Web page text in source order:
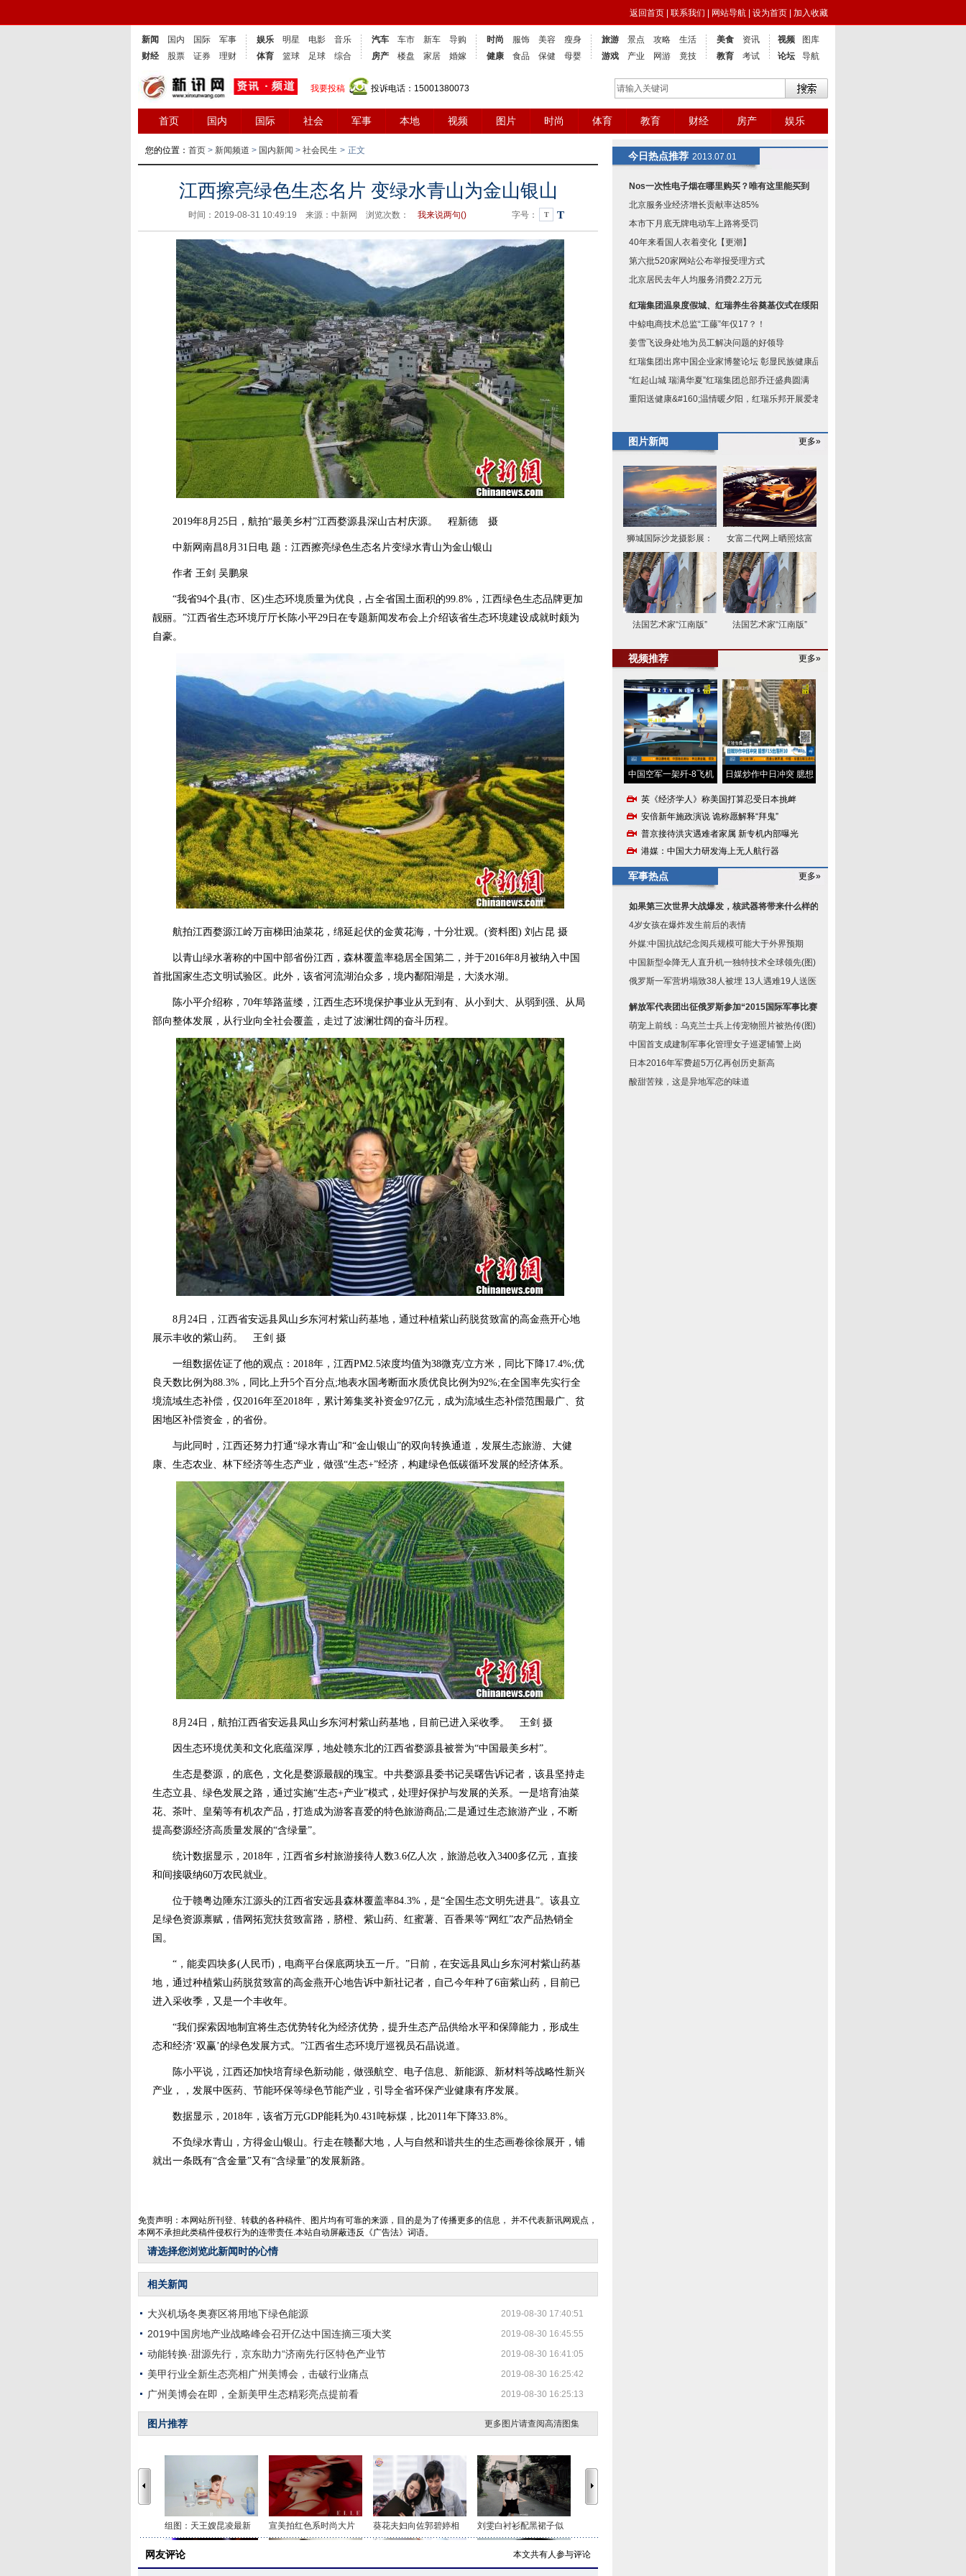
返回首页 联系我们 网站导航 设为首页 加入收藏
新闻 国内 国际
军事
财经
股票 证券 理财
娱乐 明星 电影
音乐
体育
篮球 足球 综合
汽车 车市 新车
导购
房产
楼盘 家居 婚嫁
时尚 服饰 美容
瘦身
健康
食品 保健 母婴
旅游 景点 攻略
生活
游戏
产业 网游 竟技
美食
资讯
教育
考试
视频
图库
论坛
导航
我要投稿 投诉电话：15001380073
首页 国内 国际 社会 军事 本地 视频 图片 时尚 体育 教育 财经 房产 娱乐
您的位置： 首页 > 新闻频道 > 国内新闻 > 社会民生 > 正文
江西擦亮绿色生态名片 变绿水青山为金山银山
时间：2019-08-31 10:49:19 来源：中新网 浏览次数： 我来说两句() 字号： T T
2019年8月25日，航拍“最美乡村”江西婺源县深山古村庆源。 程新德 摄
中新网南昌8月31日电 题：江西擦亮绿色生态名片变绿水青山为金山银山
作者 王剑 吴鹏泉
“我省94个县(市、区)生态环境质量为优良，占全省国土面积的99.8%，江西绿色生态品牌更加
靓丽。”江西省生态环境厅厅长陈小平29日在专题新闻发布会上介绍该省生态环境建设成就时颇为
自豪。
航拍江西婺源江岭万亩梯田油菜花，绵延起伏的金黄花海，十分壮观。(资料图) 刘占昆 摄
以青山绿水著称的中国中部省份江西，森林覆盖率稳居全国第二，并于2016年8月被纳入中国
首批国家生态文明试验区。此外，该省河流湖泊众多，境内鄱阳湖是，大淡水湖。
陈小平介绍称，70年筚路蓝缕，江西生态环境保护事业从无到有、从小到大、从弱到强、从局
部向整体发展，从行业向全社会覆盖，走过了波澜壮阔的奋斗历程。
8月24日，江西省安远县凤山乡东河村紫山药基地，通过种植紫山药脱贫致富的高金燕开心地
展示丰收的紫山药。 王剑 摄
一组数据佐证了他的观点：2018年，江西PM2.5浓度均值为38微克/立方米，同比下降17.4%;优
良天数比例为88.3%，同比上升5个百分点;地表水国考断面水质优良比例为92%;在全国率先实行全
境流域生态补偿，仅2016年至2018年，累计筹集奖补资金97亿元，成为流域生态补偿范围最广、贫
困地区补偿资金，的省份。
与此同时，江西还努力打通“绿水青山”和“金山银山”的双向转换通道，发展生态旅游、大健
康、生态农业、林下经济等生态产业，做强“生态+”经济，构建绿色低碳循环发展的经济体系。
8月24日，航拍江西省安远县凤山乡东河村紫山药基地，目前已进入采收季。 王剑 摄
因生态环境优美和文化底蕴深厚，地处赣东北的江西省婺源县被誉为“中国最美乡村”。
生态是婺源，的底色，文化是婺源最靓的瑰宝。中共婺源县委书记吴曙告诉记者，该县坚持走
生态立县、绿色发展之路，通过实施“生态+产业”模式，处理好保护与发展的关系。一是培育油菜
花、茶叶、皇菊等有机农产品，打造成为游客喜爱的特色旅游商品;二是通过生态旅游产业，不断
提高婺源经济高质量发展的“含绿量”。
统计数据显示，2018年，江西省乡村旅游接待人数3.6亿人次，旅游总收入3400多亿元，直接
和间接吸纳60万农民就业。
位于赣粤边陲东江源头的江西省安远县森林覆盖率84.3%，是“全国生态文明先进县”。该县立
足绿色资源禀赋，借网拓宽扶贫致富路，脐橙、紫山药、红蜜薯、百香果等“网红”农产品热销全
国。
“，能卖四块多(人民币)，电商平台保底两块五一斤。”日前，在安远县凤山乡东河村紫山药基
地，通过种植紫山药脱贫致富的高金燕开心地告诉中新社记者，自己今年种了6亩紫山药，目前已
进入采收季，又是一个丰收年。
“我们探索因地制宜将生态优势转化为经济优势，提升生态产品供给水平和保障能力，形成生
态和经济‘双赢’的绿色发展方式。”江西省生态环境厅巡视员石晶说道。
陈小平说，江西还加快培育绿色新动能，做强航空、电子信息、新能源、新材料等战略性新兴
产业，，发展中医药、节能环保等绿色节能产业，引导全省环保产业健康有序发展。
数据显示，2018年，该省万元GDP能耗为0.431吨标煤，比2011年下降33.8%。
不负绿水青山，方得金山银山。行走在赣鄱大地，人与自然和谐共生的生态画卷徐徐展开，铺
就出一条既有“含金量”又有“含绿量”的发展新路。
免责声明：本网站所刊登、转载的各种稿件、图片均有可靠的来源，目的是为了传播更多的信息， 并不代表新讯网观点，
本网不承担此类稿件侵权行为的连带责任.本站自动屏蔽违反《广告法》词语。
请选择您浏览此新闻时的心情
相关新闻
大兴机场冬奥赛区将用地下绿色能源 2019-08-30 17:40:51
2019中国房地产业战略峰会召开亿达中国连摘三项大奖 2019-08-30 16:45:55
动能转换·甜源先行，京东助力“济南先行区特色产业节 2019-08-30 16:41:05
美甲行业全新生态亮相广州美博会，击破行业痛点 2019-08-30 16:25:42
广州美博会在即，全新美甲生态精彩亮点提前看 2019-08-30 16:25:13
更多图片请查阅高清图集
图片推荐
组图：天王嫂昆凌最新 宣美拍红色系时尚大片 葵花夫妇向佐郭碧婷相 刘雯白衬衫配黑裙子似
网友评论 本文共有人参与评论
今日热点推荐 2013.07.01
Nos一次性电子烟在哪里购买？唯有这里能买到
北京服务业经济增长贡献率达85%
本市下月底无牌电动车上路将受罚
40年来看国人衣着变化【更潮】
第六批520家网站公布举报受理方式
北京居民去年人均服务消费2.2万元
红瑞集团温泉度假城、红瑞养生谷奠基仪式在绥阳举
中鲸电商技术总监“工藤”年仅17？！
姜雪飞设身处地为员工解决问题的好领导
红瑞集团出席中国企业家博鳌论坛 彰显民族健康品
“红起山城 瑞满华夏”红瑞集团总部乔迁盛典圆满
重阳送健康&#160;温情暖夕阳，红瑞乐邦开展爱老敬
图片新闻 更多»
狮城国际沙龙摄影展： 女富二代网上晒照炫富
法国艺术家“江南版” 法国艺术家“江南版”
视频推荐 更多»
中国空军一架歼-8飞机 日媒炒作中日冲突 臆想
英《经济学人》称美国打算忍受日本挑衅
安倍新年施政演说 诡称愿解释“拜鬼”
普京接待洪灾遇难者家属 新专机内部曝光
港媒：中国大力研发海上无人航行器
军事热点 更多»
如果第三次世界大战爆发，核武器将带来什么样的世
4岁女孩在爆炸发生前后的表情
外媒:中国抗战纪念阅兵规模可能大于外界预期
中国新型伞降无人直升机一独特技术全球领先(图)
俄罗斯一军营坍塌致38人被埋 13人遇难19人送医
解放军代表团出征俄罗斯参加“2015国际军事比赛”
萌宠上前线：乌克兰士兵上传宠物照片被热传(图)
中国首支成建制军事化管理女子巡逻辅警上岗
日本2016年军费超5万亿再创历史新高
酸甜苦辣，这是异地军恋的味道